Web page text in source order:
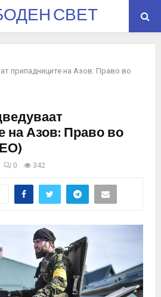
СВЕТ
припадниците на Азов: Право во
на Азов: Право во
0 342